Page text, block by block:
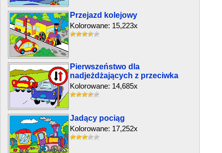
Przejazd kolejowy
Kolorowane: 15,223x
Pierwszeństwo dla
nadjeżdżających z przeciwka
Kolorowane: 14,685x
Jadący pociąg
Kolorowane: 17,252x